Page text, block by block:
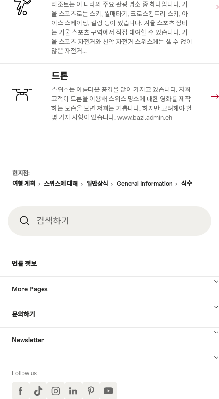
리조트는 이 나라의 주요 관광 명소 중 하나입니다. 겨
울 스포츠로는 스키, 썰매타기, 크로스컨트리 스키, 아
이스 스케이팅, 컬링 등이 있습니다. 겨울 스포츠 장비
는 겨울 스포츠 구역에서 직접 대여할 수 있습니다. 겨
울 스포츠 자전거와 산악 자전거 스위스에는 셀 수 없이
많은 자전거...
드론
스위스는 아름다운 풍경을 많이 가지고 있습니다. 저희
고객이 드론을 이용해 스위스 명소에 대한 영화를 제작
하는 모습을 보면 저희는 기쁩니다. 하지만 고려해야 할
몇 가지 사항이 있습니다. www.bazl.admin.ch
Footer
현지점:
여행 계획
스위스에 대해 일반상식 General Information 식수
검 검색하기
법률 정보
More Pages
문의하기
Newsletter
Follow us
FacebookTikTokInstagramLinkedInPinterestYouTube